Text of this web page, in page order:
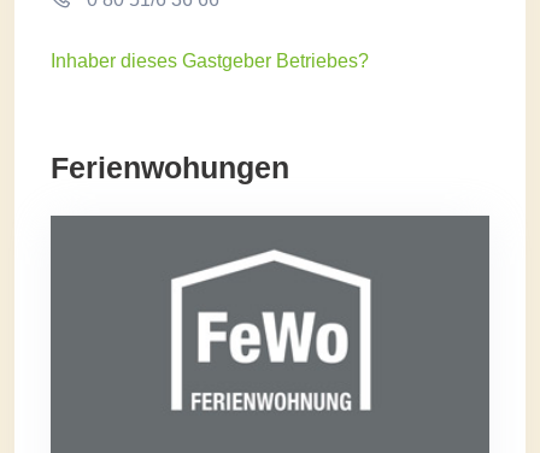
Inhaber dieses Gastgeber Betriebes?
Ferienwohungen